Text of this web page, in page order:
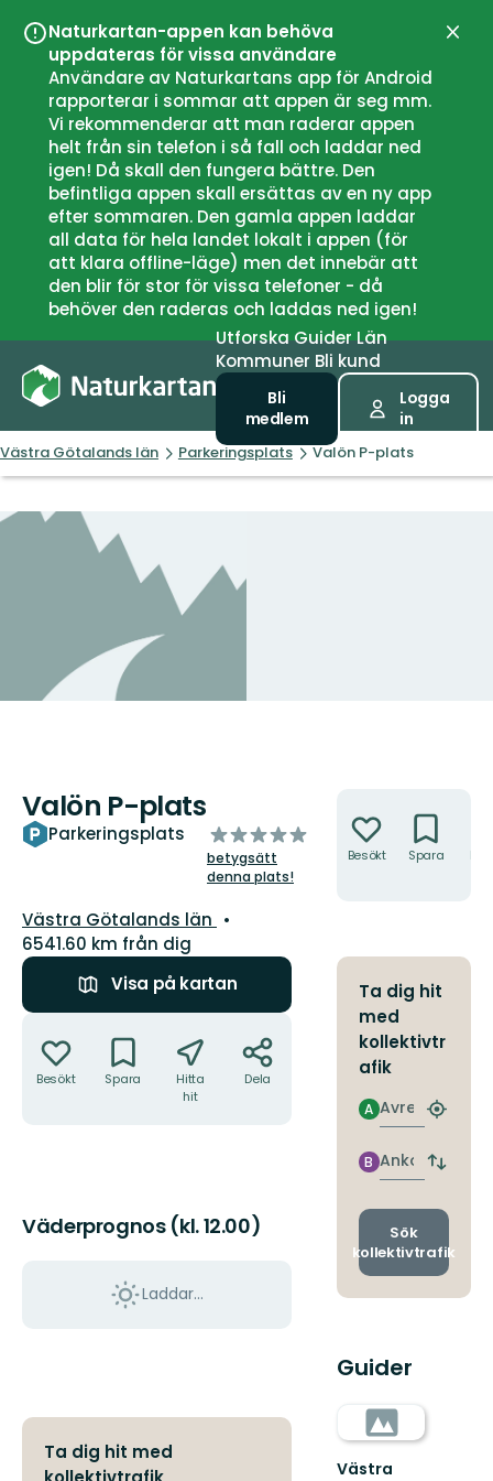
Naturkartan-appen kan behöva
uppdateras för vissa användare
Användare av Naturkartans app för Android
rapporterar i sommar att appen är seg mm.
Vi rekommenderar att man raderar appen
helt från sin telefon i så fall och laddar ned
igen! Då skall den fungera bättre. Den
befintliga appen skall ersättas av en ny app
efter sommaren. Den gamla appen laddar
all data för hela landet lokalt i appen (för
att klara offline-läge) men det innebär att
den blir för stor för vissa telefoner - då
behöver den raderas och laddas ned igen!
UtforskaGuiderLän
Kommuner Bli kund
Bli
medlem
Logga
in
Västra Götalands län Parkeringsplats Valön P-plats
Valön P-plats
Parkeringsplats
av
5
stjärnor
betygsätt
denna plats!
Län:
Västra Götalands län
6541.60 km från dig
Visa på kartan
Besökt Spara
Hitta
hit
Dela
Väderprognos (kl. 12.00)
Laddar...
Ta dig hit med
Besökt Spara
Ta dig hit
med
kollektivtr
afik
Avresa
A
Hitta
Ankomst
B
Byt
och
Sök
kollektivtrafik
Guider
Västra